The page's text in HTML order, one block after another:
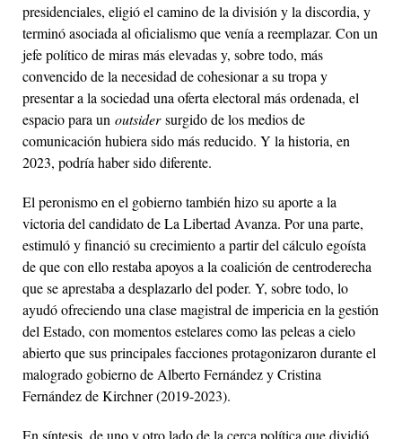
presidenciales, eligió el camino de la división y la discordia, y
terminó asociada al oficialismo que venía a reemplazar. Con un
jefe político de miras más elevadas y, sobre todo, más
convencido de la necesidad de cohesionar a su tropa y
presentar a la sociedad una oferta electoral más ordenada, el
espacio para un outsidersurgido de los medios de
comunicación hubiera sido más reducido. Y la historia, en
2023, podría haber sido diferente.
El peronismo en el gobierno también hizo su aporte a la
victoria del candidato de La Libertad Avanza. Por una parte,
estimuló y financió su crecimiento a partir del cálculo egoísta
de que con ello restaba apoyos a la coalición de centroderecha
que se aprestaba a desplazarlo del poder. Y, sobre todo, lo
ayudó ofreciendo una clase magistral de impericia en la gestión
del Estado, con momentos estelares como las peleas a cielo
abierto que sus principales facciones protagonizaron durante el
malogrado gobierno de Alberto Fernández y Cristina
Fernández de Kirchner (2019-2023).
En síntesis, de uno y otro lado de la cerca política que dividió